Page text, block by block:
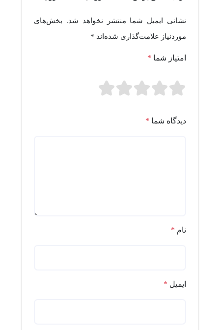
نشانی ایمیل شما منتشر نخواهد شد.
بخش‌های
موردنیاز علامت‌گذاری شده‌اند *
امتیاز شما *
دیدگاه شما *
نام *
ایمیل *